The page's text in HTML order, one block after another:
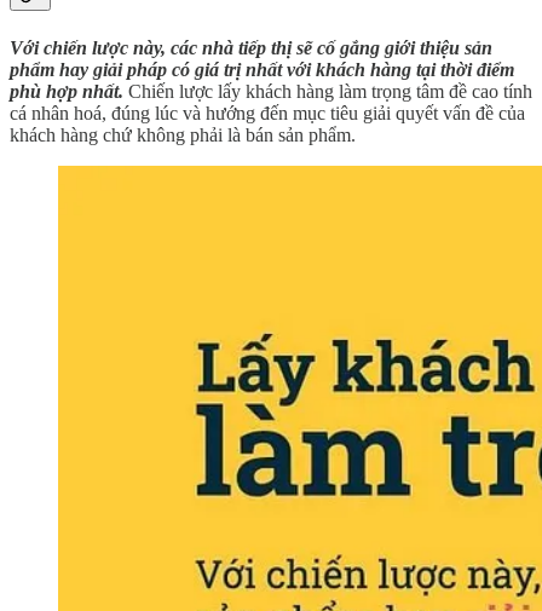
Với chiến lược này, các nhà tiếp thị sẽ cố gắng giới thiệu sản
phẩm hay giải pháp có giá trị nhất với khách hàng tại thời điểm
phù hợp nhất. Chiến lược lấy khách hàng làm trọng tâm đề cao tính
cá nhân hoá, đúng lúc và hướng đến mục tiêu giải quyết vấn đề của
khách hàng chứ không phải là bán sản phẩm.